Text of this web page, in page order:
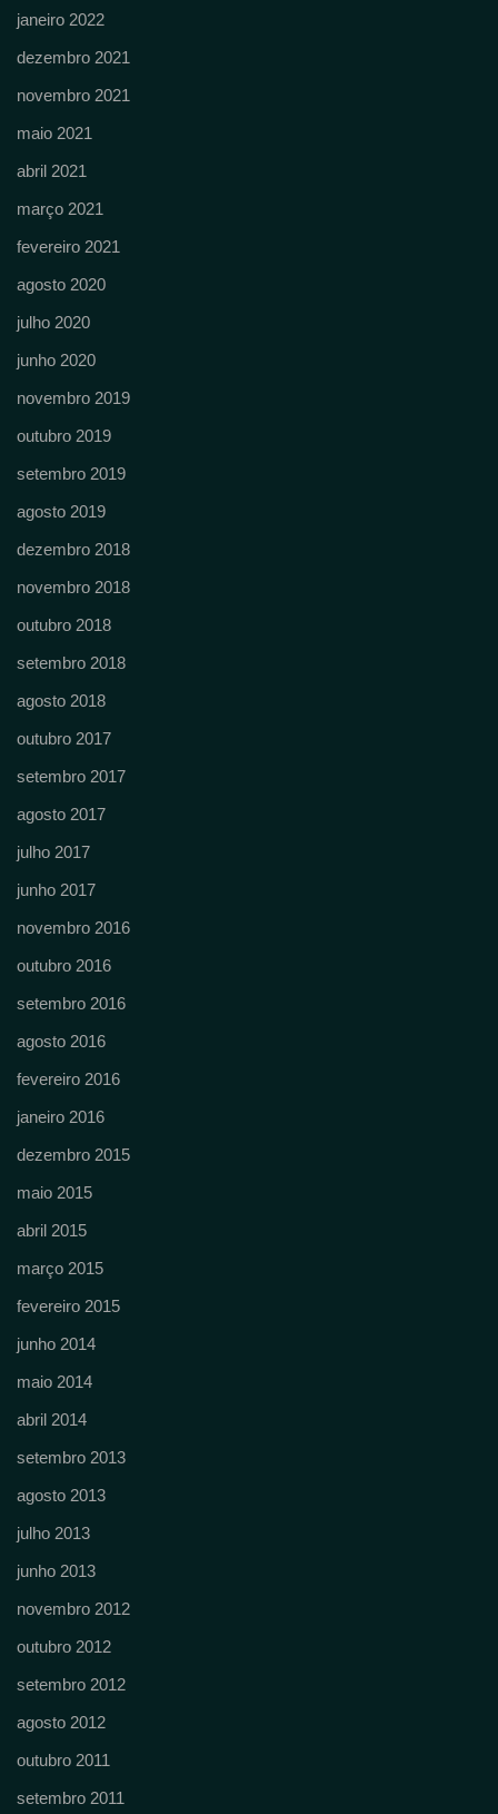
janeiro 2022
dezembro 2021
novembro 2021
maio 2021
abril 2021
março 2021
fevereiro 2021
agosto 2020
julho 2020
junho 2020
novembro 2019
outubro 2019
setembro 2019
agosto 2019
dezembro 2018
novembro 2018
outubro 2018
setembro 2018
agosto 2018
outubro 2017
setembro 2017
agosto 2017
julho 2017
junho 2017
novembro 2016
outubro 2016
setembro 2016
agosto 2016
fevereiro 2016
janeiro 2016
dezembro 2015
maio 2015
abril 2015
março 2015
fevereiro 2015
junho 2014
maio 2014
abril 2014
setembro 2013
agosto 2013
julho 2013
junho 2013
novembro 2012
outubro 2012
setembro 2012
agosto 2012
outubro 2011
setembro 2011